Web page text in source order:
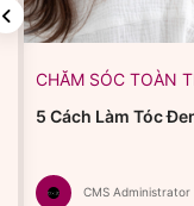
CHĂM SÓC TOÀN
5 Cách Làm Tóc
CMS Administrator